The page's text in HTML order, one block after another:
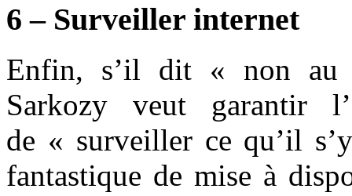
6 – Surveiller internet
Enfin, s’il dit « non au
Sarkozy veut garantir
de « surveiller ce qu’il
fantastique de mise à